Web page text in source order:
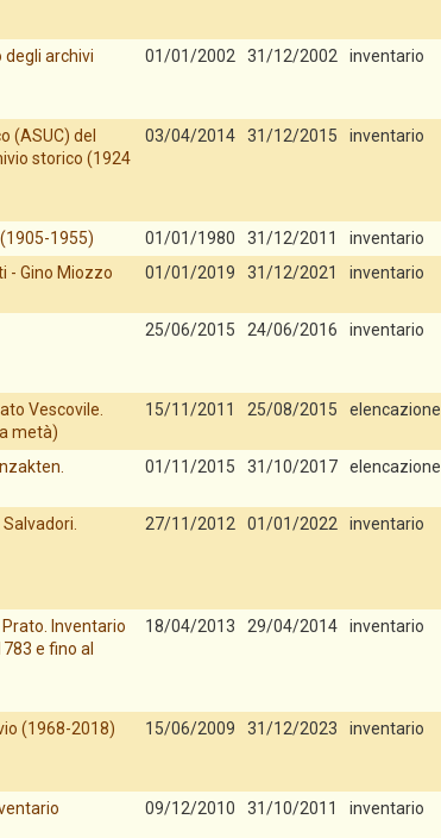
archivi
01/01/2002 31/12/2002 inventario
(ASUC) del
storico (1924
03/04/2014 31/12/2015 inventario
1955) 01/01/1980 31/12/2011 inventario
- Gino Miozzo
01/01/2019 31/12/2021 inventario
25/06/2015 24/06/2016 inventario
Vescovile.
metà)
15/11/2011 25/08/2015 elencazione
01/11/2015 31/10/2017 elencazione
27/11/2012 01/01/2022 inventario
Inventario
e fino al
18/04/2013 29/04/2014 inventario
(1968-2018) 15/06/2009 31/12/2023 inventario
09/12/2010 31/10/2011 inventario